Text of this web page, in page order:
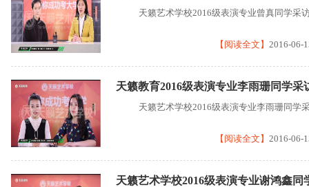
天籁艺术学校2016级表演专业曾真同学采
【阅读全文】 2016-06-
天籁教育2016级表演专业李雨珊同学采
天籁艺术学校2016级表演专业李雨珊同学
【阅读全文】 2016-06-
天籁艺术学校2016级表演专业谢鸿鑫同